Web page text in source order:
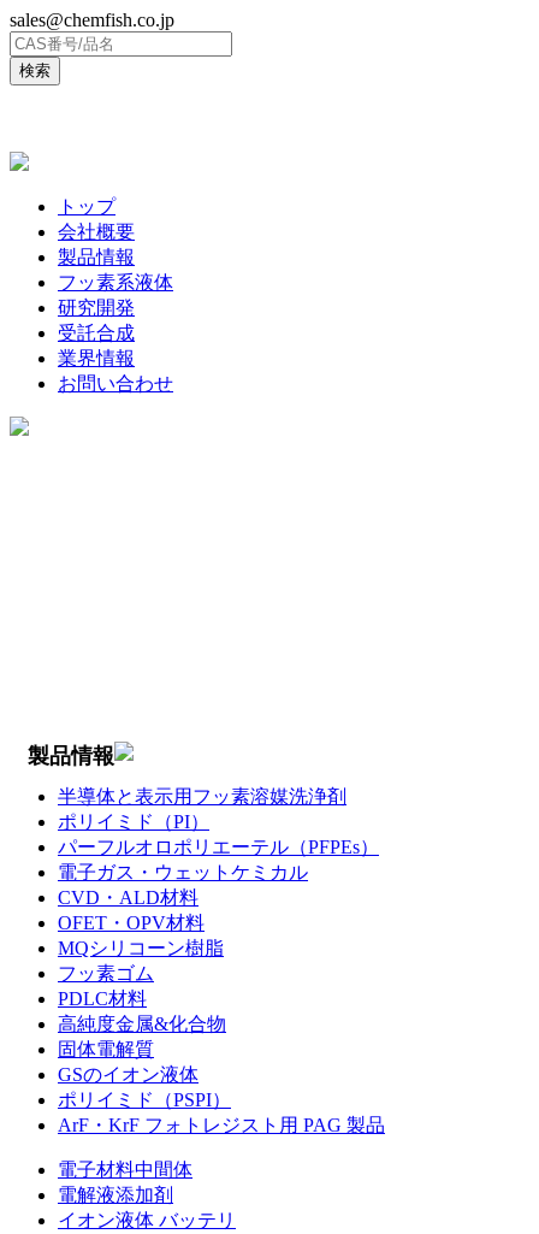
sales@chemfish.co.jp
トップ
会社概要
製品情報
フッ素系液体
研究開発
受託合成
業界情報
お問い合わせ
製品情報
半導体と表示用フッ素溶媒洗浄剤
ポリイミド（PI）
パーフルオロポリエーテル（PFPEs）
電子ガス・ウェットケミカル
CVD・ALD材料
OFET・OPV材料
MQシリコーン樹脂
フッ素ゴム
PDLC材料
高純度金属&化合物
固体電解質
GSのイオン液体
ポリイミド（PSPI）
ArF・KrF フォトレジスト用 PAG 製品
電子材料中間体
電解液添加剤
イオン液体 バッテリ